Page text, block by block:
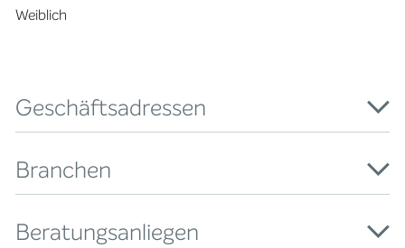
Weiblich
Geschäftsadressen
Branchen
Beratungsanliegen